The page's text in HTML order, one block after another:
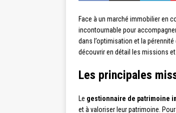
Face à un marché immobilier en
incontournable pour
dans l’optimisation et la
découvrir en détail les missions
Les principales
Le gestionnaire de patrimoine
et à valoriser leur patrimoine.